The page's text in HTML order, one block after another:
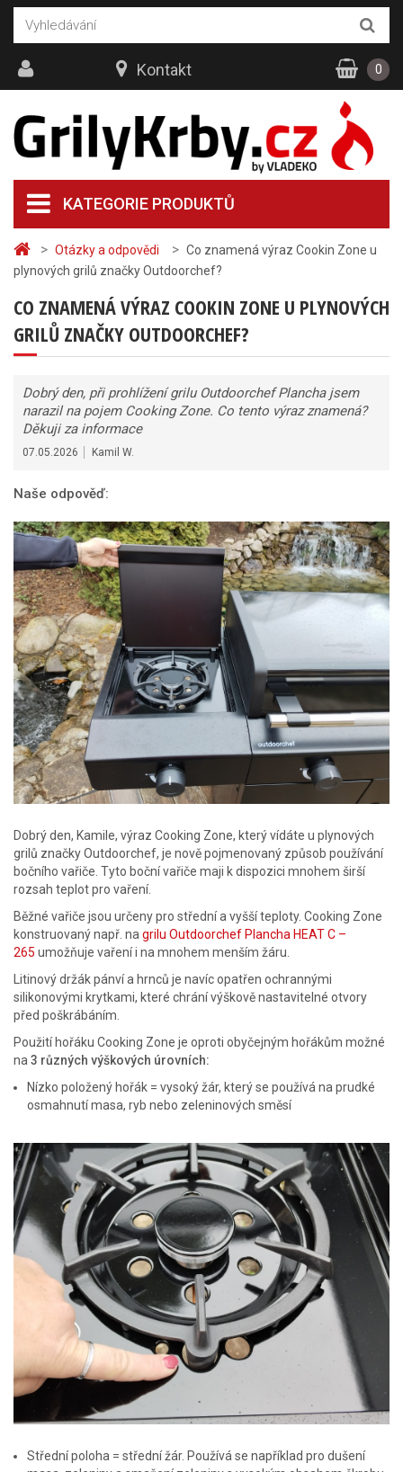
> Otázky a odpovědi > Co znamená výraz Cookin Zone u
plynových grilů značky Outdoorchef?
CO ZNAMENÁ VÝRAZ COOKIN ZONE U PLYNOVÝCH
GRILŮ ZNAČKY OUTDOORCHEF?
Dobrý den, při prohlížení grilu Outdoorchef Plancha jsem
narazil na pojem Cooking Zone. Co tento výraz znamená?
Děkuji za informace
07.05.2026 Kamil W.
Naše odpověď:
Dobrý den, Kamile, výraz Cooking Zone, který vídáte u plynových
grilů značky Outdoorchef, je nově pojmenovaný způsob používání
bočního vařiče. Tyto boční vařiče maji k dispozici mnohem širší
rozsah teplot pro vaření.
Běžné vařiče jsou určeny pro střední a vyšší teploty. Cooking Zone
konstruovaný např. na grilu Outdoorchef Plancha HEAT C –
265 umožňuje vaření i na mnohem menším žáru.
Litinový držák pánví a hrnců je navíc opatřen ochrannými
silikonovými krytkami, které chrání výškově nastavitelné otvory
před poškrábáním.
Použití hořáku Cooking Zone je oproti obyčejným hořákům možné
na 3 různých výškových úrovních:
Nízko položený hořák = vysoký žár, který se používá na prudké
osmahnutí masa, ryb nebo zeleninových směsí
Střední poloha = střední žár. Používá se například pro dušení
KATEGORIE PRODUKTŮ
Kontakt 0